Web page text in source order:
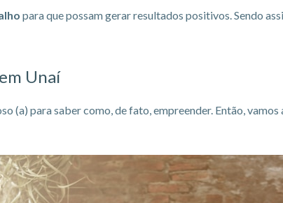
para que possam gerar resultados positivos. Sendo
Unaí
(a) para saber como, de fato, empreender. Então,